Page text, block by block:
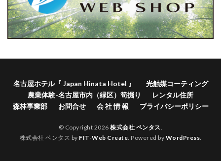
名古屋ホテル『 Japan Hinata Hotel 』
光触媒コーティング
農業体験-名古屋市内（緑区）筍掘り
レンタル住所
森林事業部
お問合せ 会 社 情 報 プライバシーポリシー
© Copyright 2026株式会社 ペンタス
株式会社 ペンタス by FIT-Web Create . Powered by WordPress